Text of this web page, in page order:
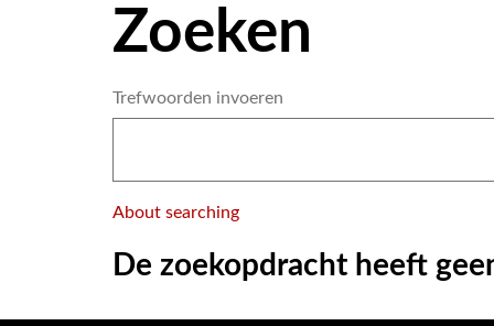
Zoeken
Trefwoorden invoeren
About searching
De zoekopdracht heeft